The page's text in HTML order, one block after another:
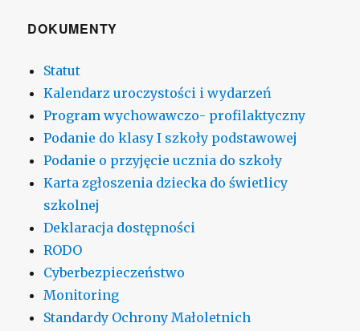
DOKUMENTY
Statut
Kalendarz uroczystości i wydarzeń
Program wychowawczo- profilaktyczny
Podanie do klasy I szkoły podstawowej
Podanie o przyjęcie ucznia do szkoły
Karta zgłoszenia dziecka do świetlicy
szkolnej
Deklaracja dostępności
RODO
Cyberbezpieczeństwo
Monitoring
Standardy Ochrony Małoletnich